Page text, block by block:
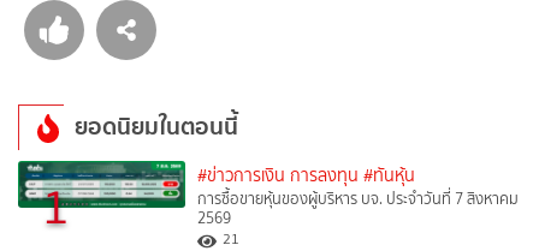
ยอดนิยมในตอนนี้
1 #ข่าวการเงิน การลงทุน #ทันหุ้น
การซื้อขายหุ้นของผู้บริหาร บจ. ประจำวันที่ 7 สิงหาคม
2569
21